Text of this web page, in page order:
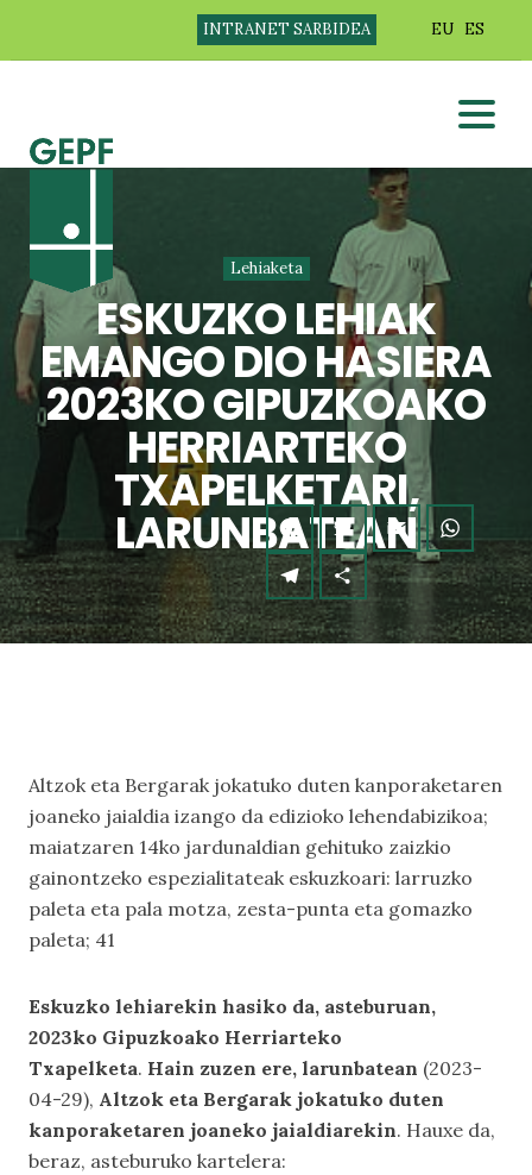
INTRANET SARBIDEA EU ES
Lehiaketa
ESKUZKO LEHIAK
EMANGO DIO HASIERA
2023KO GIPUZKOAKO
HERRIARTEKO
TXAPELKETARI,
LARUNBATEAN
Altzok eta Bergarak jokatuko duten kanporaketaren
joaneko jaialdia izango da edizioko lehendabizikoa;
maiatzaren 14ko jardunaldian gehituko zaizkio
gainontzeko espezialitateak eskuzkoari: larruzko
paleta eta pala motza, zesta-punta eta gomazko
paleta; 41
Eskuzko lehiarekin hasiko da, asteburuan,
2023ko Gipuzkoako Herriarteko
Txapelketa. Hain zuzen ere, larunbatean (2023-
04-29), Altzok eta Bergarak jokatuko duten
kanporaketaren joaneko jaialdiarekin. Hauxe da,
beraz, asteburuko kartelera: